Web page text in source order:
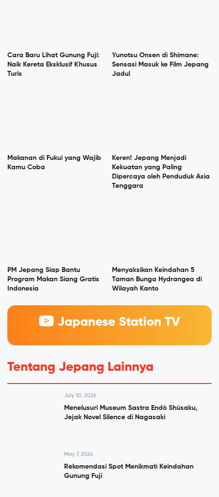
Cara Baru Lihat Gunung Fuji:
Naik Kereta Eksklusif Khusus
Turis
Yunotsu Onsen di Shimane:
Sensasi Masuk ke Film Jepang
Jadul
Makanan di Fukui yang Wajib
Kamu Coba
Keren! Jepang Menjadi
Kekuatan yang Paling
Dipercaya oleh Penduduk Asia
Tenggara
PM Jepang Siap Bantu
Program Makan Siang Gratis
Indonesia
Menyaksikan Keindahan 5
Taman Bunga Hydrangea di
Wilayah Kanto
Japanese Station TV
Tentang Jepang Lainnya
July 10, 2026
Menelusuri Museum Sastra Endō Shūsaku,
Jejak Novel Silence di Nagasaki
May 7, 2026
Rekomendasi Spot Menikmati Keindahan
Gunung Fuji